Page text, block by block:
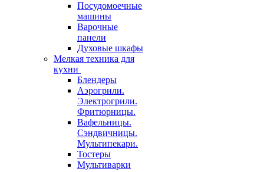
Посудомоечные
машины
Варочные
панели
Духовые шкафы
Мелкая техника для
кухни
Блендеры
Аэрогрили.
Электрогрили.
Фритюрницы.
Вафельницы.
Сэндвичницы.
Мультипекари.
Тостеры
Мультиварки